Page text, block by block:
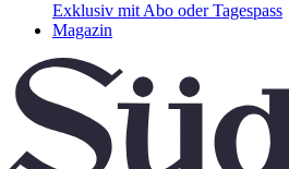
Exklusiv mit Abo oder Tagespass
Magazin